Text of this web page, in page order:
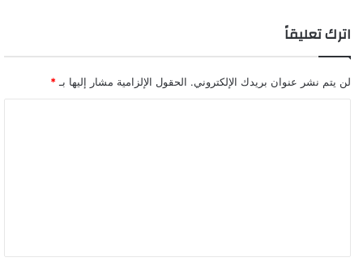
اترك تعليقاً
لن يتم نشر عنوان بريدك الإلكتروني. الحقول الإلزامية مشار إليها بـ *
ق